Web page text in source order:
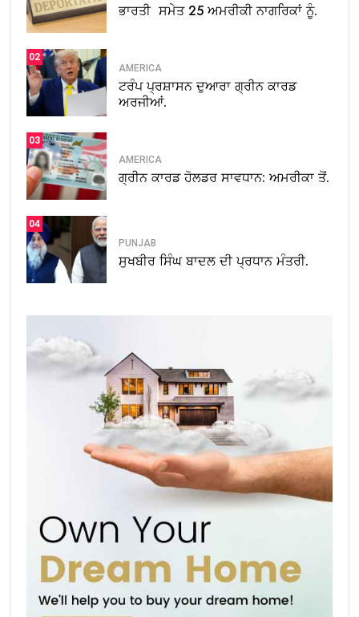
ਭਾਰਤੀ ਸਮੇਤ 25 ਅਮਰੀਕੀ ਨਾਗਰਿਕਾਂ ਨੂੰ.
02
AMERICA
ਟਰੰਪ ਪ੍ਰਸ਼ਾਸਨ ਦੁਆਰਾ ਗ੍ਰੀਨ ਕਾਰਡ
ਅਰਜੀਆਂ.
03
AMERICA
ਗ੍ਰੀਨ ਕਾਰਡ ਹੋਲਡਰ ਸਾਵਧਾਨ: ਅਮਰੀਕਾ ਤੋਂ.
04
PUNJAB
ਸੁਖਬੀਰ ਸਿੰਘ ਬਾਦਲ ਦੀ ਪ੍ਰਧਾਨ ਮੰਤਰੀ.